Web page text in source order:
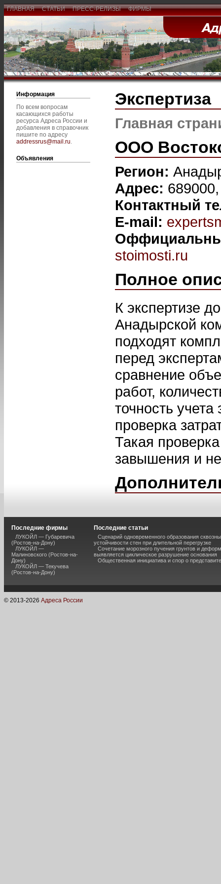
ГЛАВНАЯ СТАТЬИ ПРЕСС-РЕЛИЗЫ ФИРМЫ
Информация
По всем вопросам
касающихся работы
ресурса Адреса России и
добавления в справочник
пишите по адресу
addressrus@mail.ru.
Объявления
Экспертиза
Главная
ООО
Регион:
Адрес:
Контактный
E-mail:
stoimosti.ru
Полное
К экспертизе
Анадырской
подходят
перед
сравнение
работ,
точность
проверка
Такая
завышения и
Последние фирмы
ЛУКОЙЛ — Губаревича
(Ростов-на-Дону)
ЛУКОЙЛ —
Малиновского (Ростов-на-
Дону)
ЛУКОЙЛ — Текучева
(Ростов-на-Дону)
Последние статьи
Сценарий одновременного образования
устойчивости стен при длительной перегрузке
Сочетание морозного пучения грунтов и
выявляется циклическое разрушение основания
Общественная инициатива и спор о
© 2013-2026 Адреса России